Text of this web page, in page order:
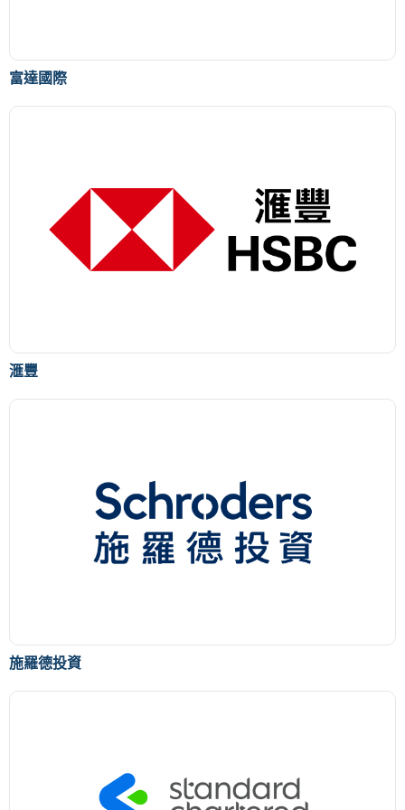
富達國際
滙豐
施羅德投資